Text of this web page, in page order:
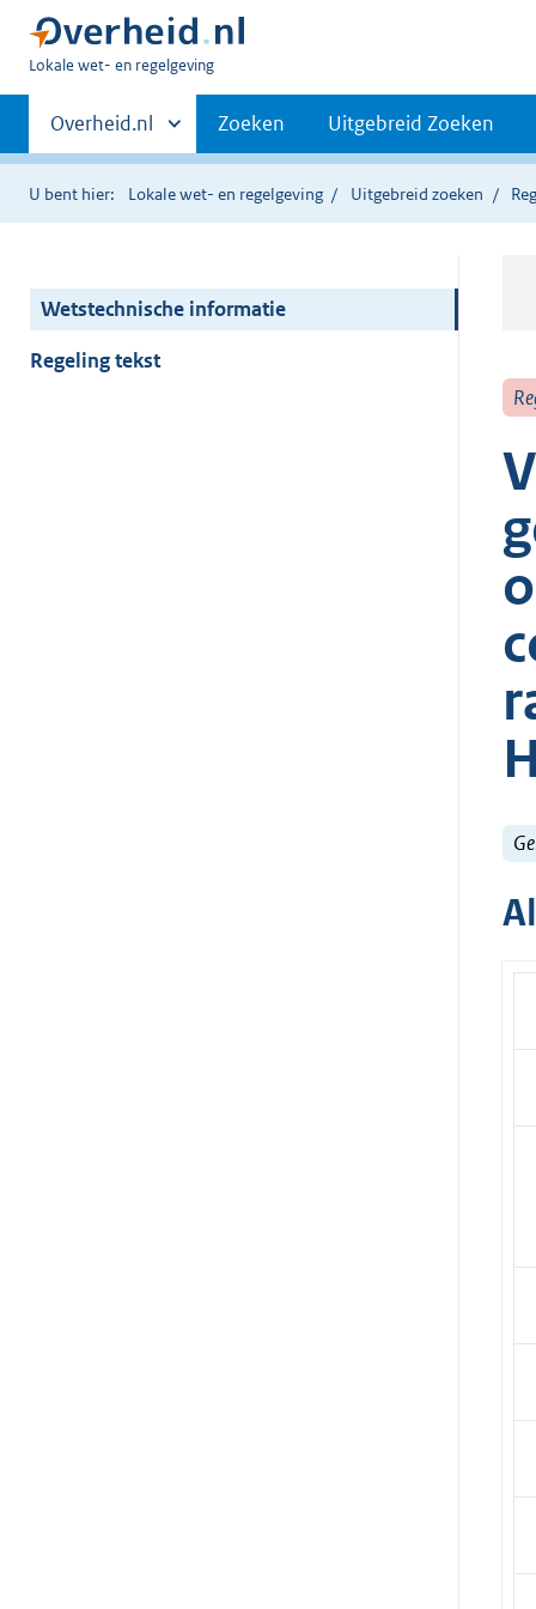
U
hier:
Lokale wet- en regelgeving
Primaire
navigatie
Andere
sites
binnen
Overheid.nl Zoeken Uitgebreid Zoeken
U bent hier: Lokale wet- en regelgeving Uitgebreid zoeken
Wetstechnische informatie
Regeling tekst